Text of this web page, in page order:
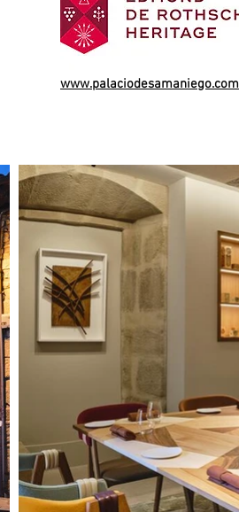
www.palaciodesamaniego.com